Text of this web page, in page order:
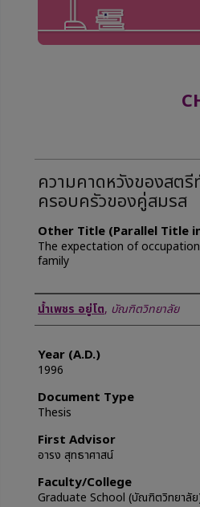
ความคาดหวังของสต
ครอบครัวของคู่สมรส
Other Title (Parallel Title
The expectation of
family
Author
น้ำเพชร อยู่โต, บัณฑิตวิทยาลัย
Year (A.D.)
1996
Document Type
Thesis
First Advisor
อารง สุทธาศาสน์
Faculty/College
Graduate School (บัณฑิตวิทยาลั